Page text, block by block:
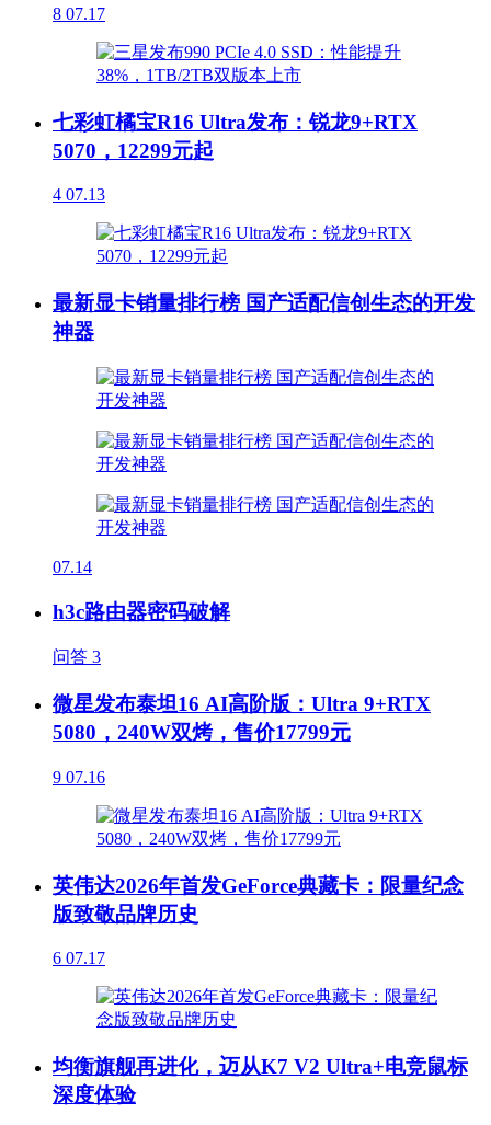
8 07.17
七彩虹橘宝R16 Ultra发布：锐龙9+RTX
5070，12299元起
4 07.13
最新显卡销量排行榜 国产适配信创生态的开发
神器
07.14
h3c路由器密码破解
问答 3
微星发布泰坦16 AI高阶版：Ultra 9+RTX
5080，240W双烤，售价17799元
9 07.16
英伟达2026年首发GeForce典藏卡：限量纪念
版致敬品牌历史
6 07.17
均衡旗舰再进化，迈从K7 V2 Ultra+电竞鼠标
深度体验